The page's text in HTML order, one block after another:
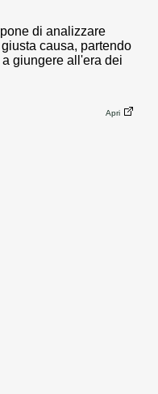
di analizzare
giusta causa, partendo
giungere all'era dei
Apri